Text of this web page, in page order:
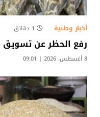
أخبار وطنية 1 دقائق
رفع الحظر عن
8 أغسطس، 2026 | 09:01